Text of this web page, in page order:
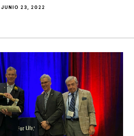
JUNIO 23, 2022